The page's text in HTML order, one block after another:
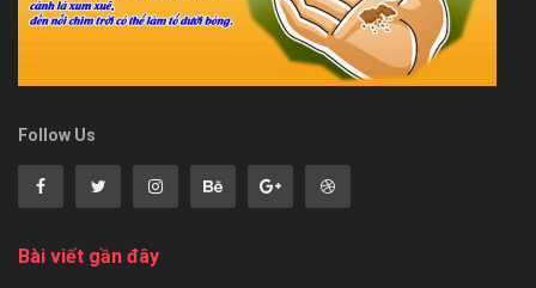
Follow Us
Bài viết gần đây